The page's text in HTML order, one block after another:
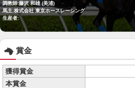
調教師:藤沢 和雄 (美浦)
馬主:株式会社 東京ホースレーシング
生産者:
賞金
獲得賞金
本賞金